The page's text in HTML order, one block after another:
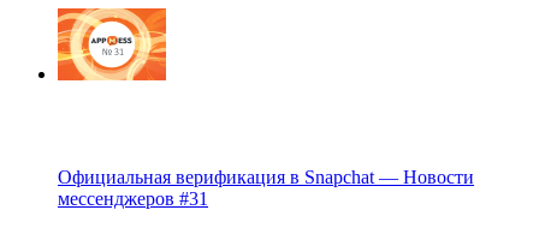
Официальная верификация в Snapchat — Новости
мессенджеров #31